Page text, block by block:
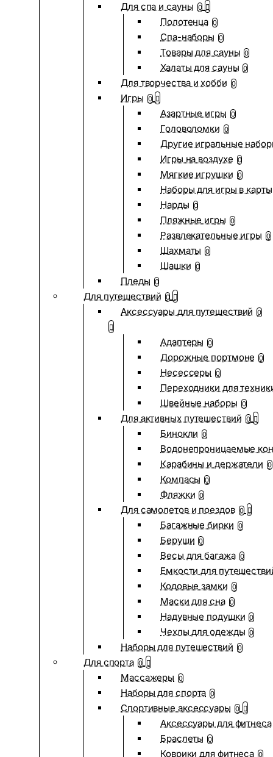
Для спа и сауны 0
Полотенца 0
Спа-наборы 0
Товары для сауны 0
Халаты для сауны 0
Для творчества и хобби 0
Игры 0
Азартные игры 0
Головоломки 0
Другие игральные
Игры на воздухе 0
Мягкие игрушки 0
Наборы для игры в карты
Нарды 0
Пляжные игры 0
Развлекательные игры 0
Шахматы 0
Шашки 0
Пледы 0
Для путешествий 0
Аксессуары для путешествий 0
Адаптеры 0
Дорожные портмоне 0
Несессеры 0
Переходники для
Швейные наборы 0
Для активных путешествий 0
Бинокли 0
Водонепроницаемые
Карабины и держатели 0
Компасы 0
Фляжки 0
Для самолетов и поездов 0
Багажные бирки 0
Беруши 0
Весы для багажа 0
Емкости для
Кодовые замки 0
Маски для сна 0
Надувные подушки 0
Чехлы для одежды 0
Наборы для путешествий 0
Для спорта 0
Массажеры 0
Наборы для спорта 0
Спортивные аксессуары 0
Аксессуары для фитнеса
Браслеты 0
Коврики для фитнеса 0